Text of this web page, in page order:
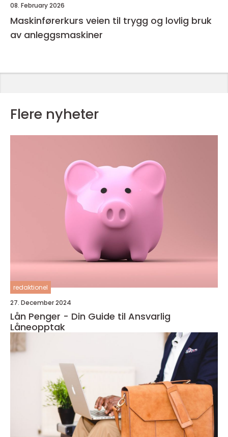
08. February 2026
Maskinførerkurs veien til trygg og lovlig bruk
av anleggsmaskiner
Flere nyheter
redaktionel
27. December 2024
Lån Penger - Din Guide til Ansvarlig
Låneopptak